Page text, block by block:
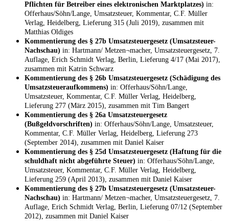
Pflichten für Betreiber eines elektronischen Marktplatzes) in:
Offerhaus/Söhn/Lange, Umsatzsteuer, Kommentar, C.F. Müller
Verlag, Heidelberg, Lieferung 315 (Juli 2019), zusammen mit
Matthias Oldiges
Kommentierung des § 27b Umsatzsteuergesetz (Umsatzsteuer-
Nachschau) in: Hartmann/ Metzen¬macher, Umsatzsteuergesetz, 7.
Auflage, Erich Schmidt Verlag, Berlin, Lieferung 4/17 (Mai 2017),
zusammen mit Katrin Schwarz
Kommentierung des § 26b Umsatzsteuergesetz (Schädigung des
Umsatzsteueraufkommens) in: Offerhaus/Söhn/Lange,
Umsatzsteuer, Kommentar, C.F. Müller Verlag, Heidelberg,
Lieferung 277 (März 2015), zusammen mit Tim Bangert
Kommentierung des § 26a Umsatzsteuergesetz
(Bußgeldvorschriften) in: Offerhaus/Söhn/Lange, Umsatzsteuer,
Kommentar, C.F. Müller Verlag, Heidelberg, Lieferung 273
(September 2014), zusammen mit Daniel Kaiser
Kommentierung des § 25d Umsatzsteuergesetz (Haftung für die
schuldhaft nicht abgeführte Steuer) in: Offerhaus/Söhn/Lange,
Umsatzsteuer, Kommentar, C.F. Müller Verlag, Heidelberg,
Lieferung 259 (April 2013), zusammen mit Daniel Kaiser
Kommentierung des § 27b Umsatzsteuergesetz (Umsatzsteuer-
Nachschau) in: Hartmann/ Metzen¬macher, Umsatzsteuergesetz, 7.
Auflage, Erich Schmidt Verlag, Berlin, Lieferung 07/12 (September
2012), zusammen mit Daniel Kaiser